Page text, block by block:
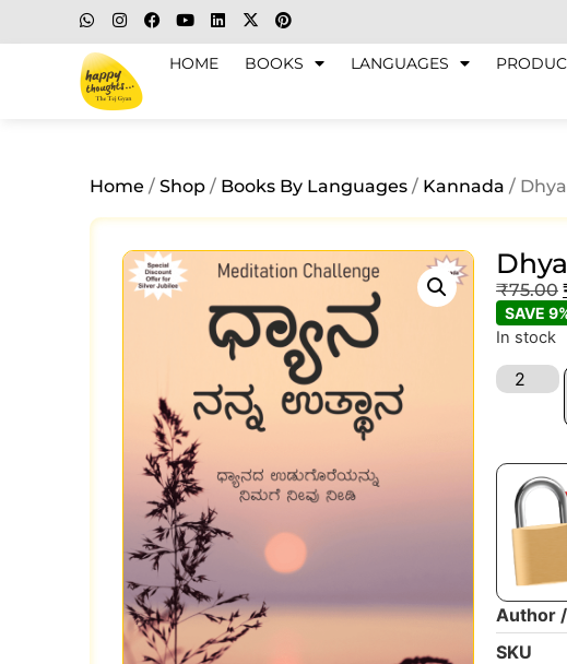
HOME BOOKS LANGUAGES
Home / Shop / Books By Languages / Kannada /
₹75.00
SAVE
In stock
Author
SKU